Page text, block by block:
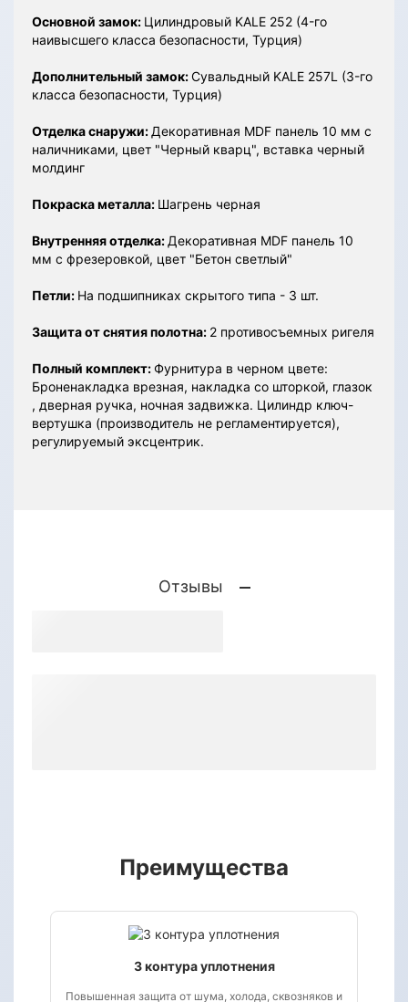
Основной замок: Цилиндровый KALE 252 (4-го
наивысшего класса безопасности, Турция)
Дополнительный замок:Сувальдный KALE 257L (3-го
класса безопасности, Турция)
Отделка снаружи: Декоративная MDF панель 10 мм с
наличниками, цвет "Черный кварц", вставка черный
молдинг
Покраска металла: Шагрень черная
Внутренняя отделка: Декоративная MDF панель 10
мм с фрезеровкой, цвет "Бетон светлый"
Петли: На подшипниках скрытого типа - 3 шт.
Защита от снятия полотна: 2 противосъемных ригеля
Полный комплект: Фурнитура в черном цвете:
Броненакладка врезная, накладка со шторкой, глазок
, дверная ручка, ночная задвижка. Цилиндр ключ-
вертушка (производитель не регламентируется),
регулируемый эксцентрик.
Отзывы
Преимущества
3 контура уплотнения
Повышенная защита от шума, холода, сквозняков и